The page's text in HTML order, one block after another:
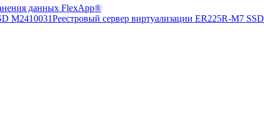
данных FlexApp®
Реестровый сервер виртуализации ER225R-M7